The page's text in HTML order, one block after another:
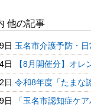
他の記事
日 玉名市介護予防・
日
【8月開催分】オレ
日 令和8年度「たまな
日
「玉名市認知症ケ